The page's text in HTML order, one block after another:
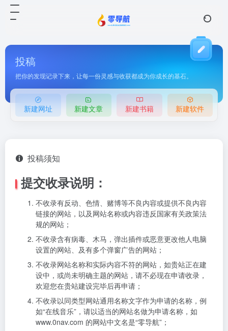
投稿
把你的发现记录下来，让每一份灵感与收获都成为你成长的基石。
新建网址 新建文章 新建书籍 新建软件
投稿须知
提交收录说明：
不收录有反动、色情、赌博等不良内容或提供不良内容
链接的网站，以及网站名称或内容违反国家有关政策法
规的网站；
不收录含有病毒、木马，弹出插件或恶意更改他人电脑
设置的网站、及有多个弹窗广告的网站；
不收录网站名称和实际内容不符的网站，如贵站正在建
设中，或尚未明确主题的网站，请不必现在申请收录，
欢迎您在贵站建设完毕后再申请；
不收录以同类型网站通用名称文字作为申请的名称，例
如“在线音乐”，请以适当的网站名做为申请名称，如
www.0nav.com 的网站中文名是“零导航”；